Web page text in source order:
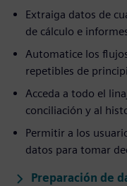
Extraiga datos de
de cálculo e
Automatice los
repetibles de
Acceda a todo el
conciliación y al
Permitir a los
datos para tomar
Preparación de